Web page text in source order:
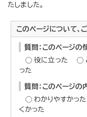
たしました。
このページについて、
質問：このページの
役に立った
った
質問：このページの
わかりやすかった
くかった